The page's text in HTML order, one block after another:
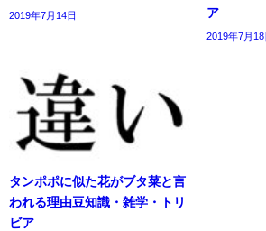
2019年7月14日
ア
2019年7月18
タンポポに似た花がブタ菜と言
われる理由豆知識・雑学・トリ
ビア